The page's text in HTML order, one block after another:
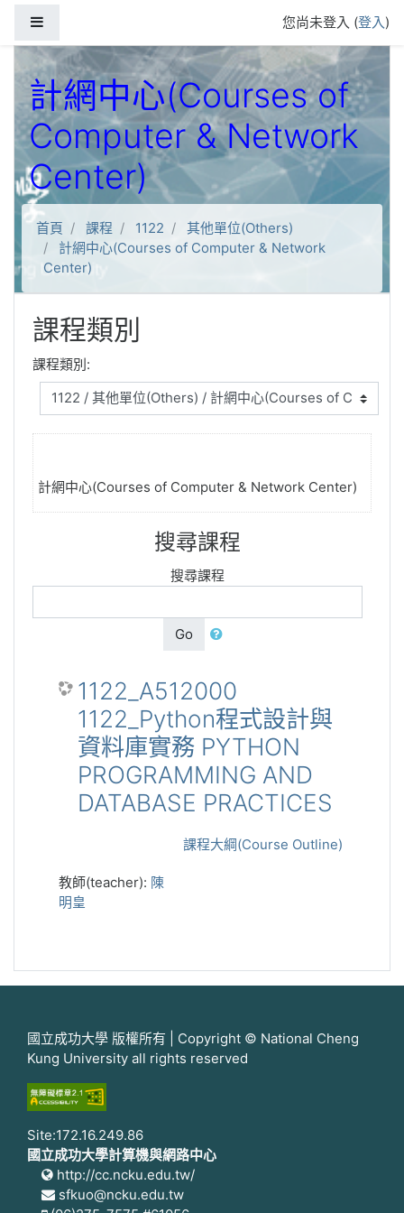
您尚未登入 (登入)
計網中心(Courses of
Computer & Network
Center)
首頁 課程 1122
其他單位(Others)
計網中心(Courses of Computer & Network
Center)
課程類別
課程類別:
計網中心(Courses of Computer & Network Center)
搜尋課程
搜尋課程
Go
1122_A512000
1122_Python程式設計與
資料庫實務 PYTHON
PROGRAMMING AND
DATABASE PRACTICES
課程大綱(Course Outline)
教師(teacher): 陳
明皇
國立成功大學 版權所有 | Copyright © National Cheng
Kung University all rights reserved
Site:172.16.249.86
國立成功大學計算機與網路中心
http://cc.ncku.edu.tw/
sfkuo@ncku.edu.tw